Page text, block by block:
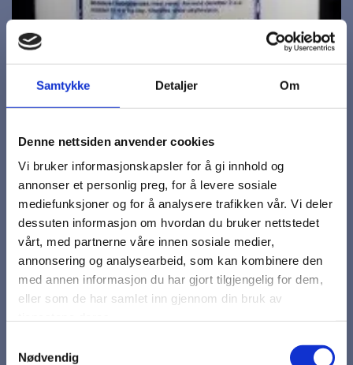
Samtykke Detaljer Om
Denne nettsiden anvender cookies
Vi bruker informasjonskapsler for å gi innhold og
annonser et personlig preg, for å levere sosiale
mediefunksjoner og for å analysere trafikken vår. Vi deler
dessuten informasjon om hvordan du bruker nettstedet
vårt, med partnerne våre innen sosiale medier,
annonsering og analysearbeid, som kan kombinere den
med annen informasjon du har gjort tilgjengelig for dem,
eller som de har samlet inn gjennom din bruk av
Nødvendig